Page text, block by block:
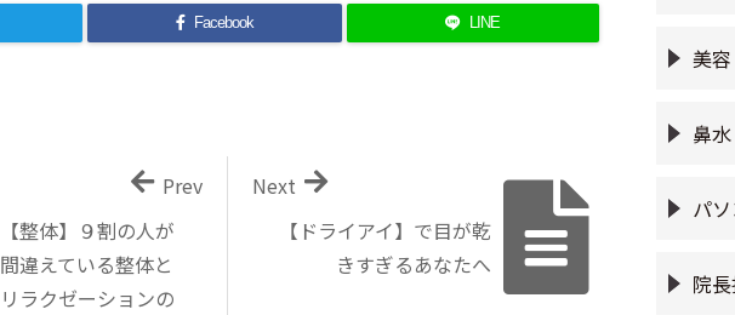
Facebook LINE
【ドライアイ】で目が乾
きすぎるあなたへ
Next
【整体】９割の人が
間違えている整体と
リラクゼーションの
Prev
美容
鼻水
パ
院